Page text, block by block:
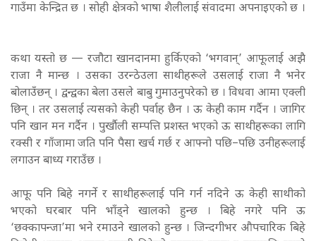
गाउँमा केन्द्रित छ । सोही क्षेत्रको भाषा शैलीलाई संवादमा अपनाइएको छ ।
कथा यस्तो छ — रजौटा खानदानमा हुर्किएको ‘भगवान्’ आफूलाई अझै
राजा नै मान्छ । उसका उरन्ठेउला साथीहरूले उसलाई राजा नै भनेर
बोलाउँछन् । द्वन्द्वका बेला उसले बाबु गुमाउनुपरेको छ । विधवा आमा एक्ली
छिन् । तर उसलाई त्यसको केही पर्वाह छैन । ऊ केही काम गर्दैन । जागिर
पनि खान मन गर्दैन । पुर्खौली सम्पत्ति प्रशस्त भएको ऊ साथीहरूका लागि
रक्सी र गाँजामा जति पनि पैसा खर्च गर्छ र आफ्नो पछि–पछि उनीहरूलाई
लगाउन बाध्य गराउँछ ।
आफू पनि बिहे नगर्ने र साथीहरूलाई पनि गर्न नदिने ऊ केही साथीको
भएको घरबार पनि भाँड्ने खालको हुन्छ । बिहे नगरे पनि ऊ
‘छक्कापन्जा’मा भने रमाउने खालको हुन्छ । जिन्दगीभर औपचारिक बिहे